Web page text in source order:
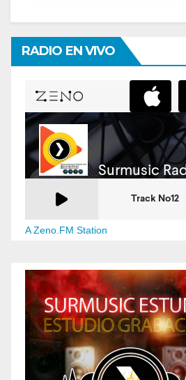
RADIO EN VIVO
A Zeno.FM Station